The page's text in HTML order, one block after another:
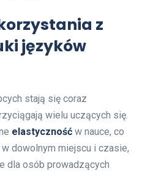
z
języków
stają się coraz
wielu uczących się.
elastyczność w nauce, co
dowolnym miejscu i czasie,
dla osób prowadzących